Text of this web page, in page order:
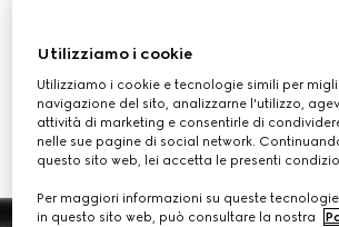
Utilizziamo i cookie
Utilizziamo i cookie e tecnologie simili per
navigazione del sito, analizzarne l'utilizzo,
attività di marketing e consentirle di
nelle sue pagine di social network.
questo sito web, lei accetta le presenti
Per maggiori informazioni su queste
in questo sito web, può consultare la nostra